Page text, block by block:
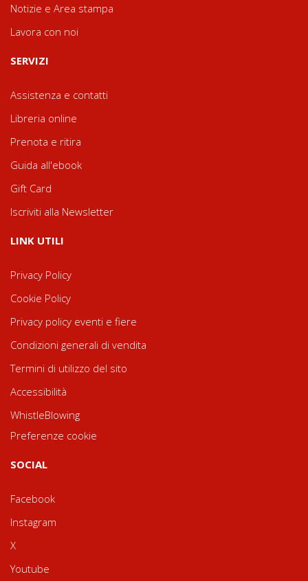
Notizie e Area stampa
Lavora con noi
SERVIZI
Assistenza e contatti
Libreria online
Prenota e ritira
Guida all'ebook
Gift Card
Iscriviti alla Newsletter
LINK UTILI
Privacy Policy
Cookie Policy
Privacy policy eventi e fiere
Condizioni generali di vendita
Termini di utilizzo del sito
Accessibilità
WhistleBlowing
Preferenze cookie
SOCIAL
Facebook
Instagram
X
Youtube